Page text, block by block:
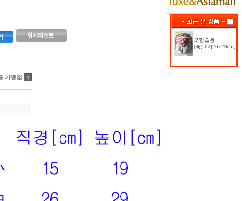
가맹점 ?
모형술통
(중)-02[26x29cm]